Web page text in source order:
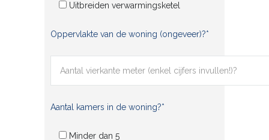
Uitbreiden verwarmingsketel
Oppervlakte van de woning (ongeveer)?*
Aantal kamers in de woning?*
Minder dan 5